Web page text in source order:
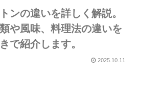
ンの違いを詳しく解説。
や風味、料理法の違いを
で紹介します。
2025.10.11